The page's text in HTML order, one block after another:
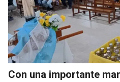
Con una importante